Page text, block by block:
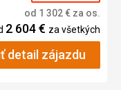
od 1 302€ za os.
2 604€ za všetkých
detail zájazdu